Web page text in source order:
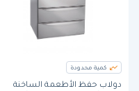
كمية محدودة
دولاب حفظ الأطعمة الساخنة